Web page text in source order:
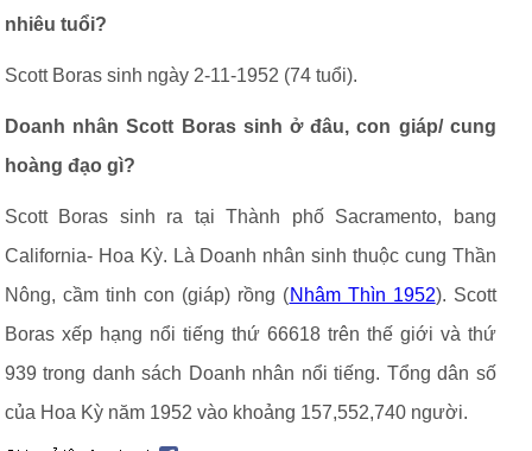
nhiêu tuổi?
Scott Boras sinh ngày 2-11-1952 (74 tuổi).
Doanh nhân Scott Boras sinh ở đâu, con giáp/ cung
hoàng đạo gì?
Scott Boras sinh ra tại Thành phố Sacramento, bang
California- Hoa Kỳ. Là Doanh nhân sinh thuộc cung Thần
Nông, cầm tinh con (giáp) rồng (Nhâm Thìn 1952). Scott
Boras xếp hạng nổi tiếng thứ 66618 trên thế giới và thứ
939 trong danh sách Doanh nhân nổi tiếng. Tổng dân số
của Hoa Kỳ năm 1952 vào khoảng 157,552,740 người.